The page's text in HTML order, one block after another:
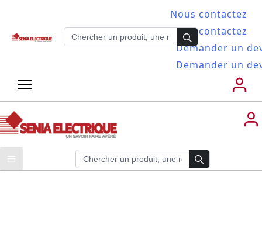
Nous contactez
Nous contactez
Demander un
Demander un